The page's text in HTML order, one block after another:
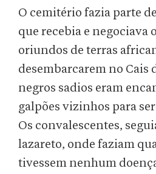
O cemitério fazia parte
que recebia e negociava
oriundos de terras
desembarcarem no Cais
negros sadios eram
galpões vizinhos para
Os convalescentes,
lazareto, onde faziam
tivessem nenhum